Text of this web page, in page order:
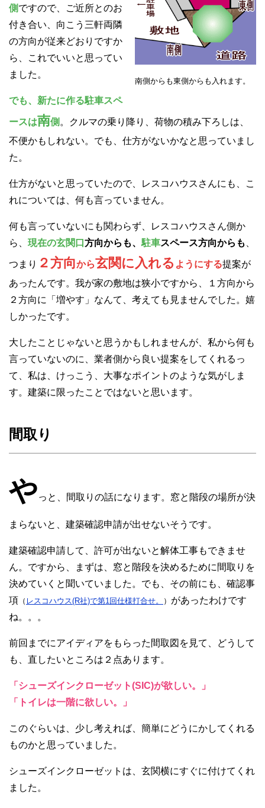
南側からも東側からも入れます。
側 ですので、ご近所とのお
付き合い、向こう三軒両隣
の方向が従来どおりですか
ら、これでいいと思ってい
ました。
でも、新たに作る駐車スペ
ースは南側 。クルマの乗り降り、荷物の積み下ろしは、
不便かもしれない。でも、仕方がないかなと思っていまし
た。
仕方がないと思っていたので、レスコハウスさんにも、こ
れについては、何も言っていません。
何も言っていないにも関わらず、レスコハウスさん側か
ら、 現在の玄関口 方向からも、 駐車スペース方向からも
つまり ２方向から玄関に入れる ようにする提案が
あったんです。我が家の敷地は狭小ですから、１方向から
２方向に「増やす」なんて、考えても見ませんでした。嬉
しかったです。
大したことじゃないと思うかもしれませんが、私から何も
言っていないのに、業者側から良い提案をしてくれるっ
て、私は、けっこう、大事なポイントのような気がしま
す。建築に限ったことではないと思います。
間取り
やっと、間取りの話になります。窓と階段の場所が決
まらないと、建築確認申請が出せないそうです。
建築確認申請して、許可が出ないと解体工事もできませ
ん。ですから、まずは、窓と階段を決めるために間取りを
決めていくと聞いていました。でも、その前にも、確認事
項 （ レスコハウス(R社)で第1回仕様打合せ。 ） があったわけです
ね。。。
前回までにアイディアをもらった間取図を見て、どうして
も、直したいところは２点あります。
「シューズインクローゼット(SIC)が欲しい。」
「トイレは一階に欲しい。」
このぐらいは、少し考えれば、簡単にどうにかしてくれる
ものかと思っていました。
シューズインクローゼットは、玄関横にすぐに付けてくれ
ました。